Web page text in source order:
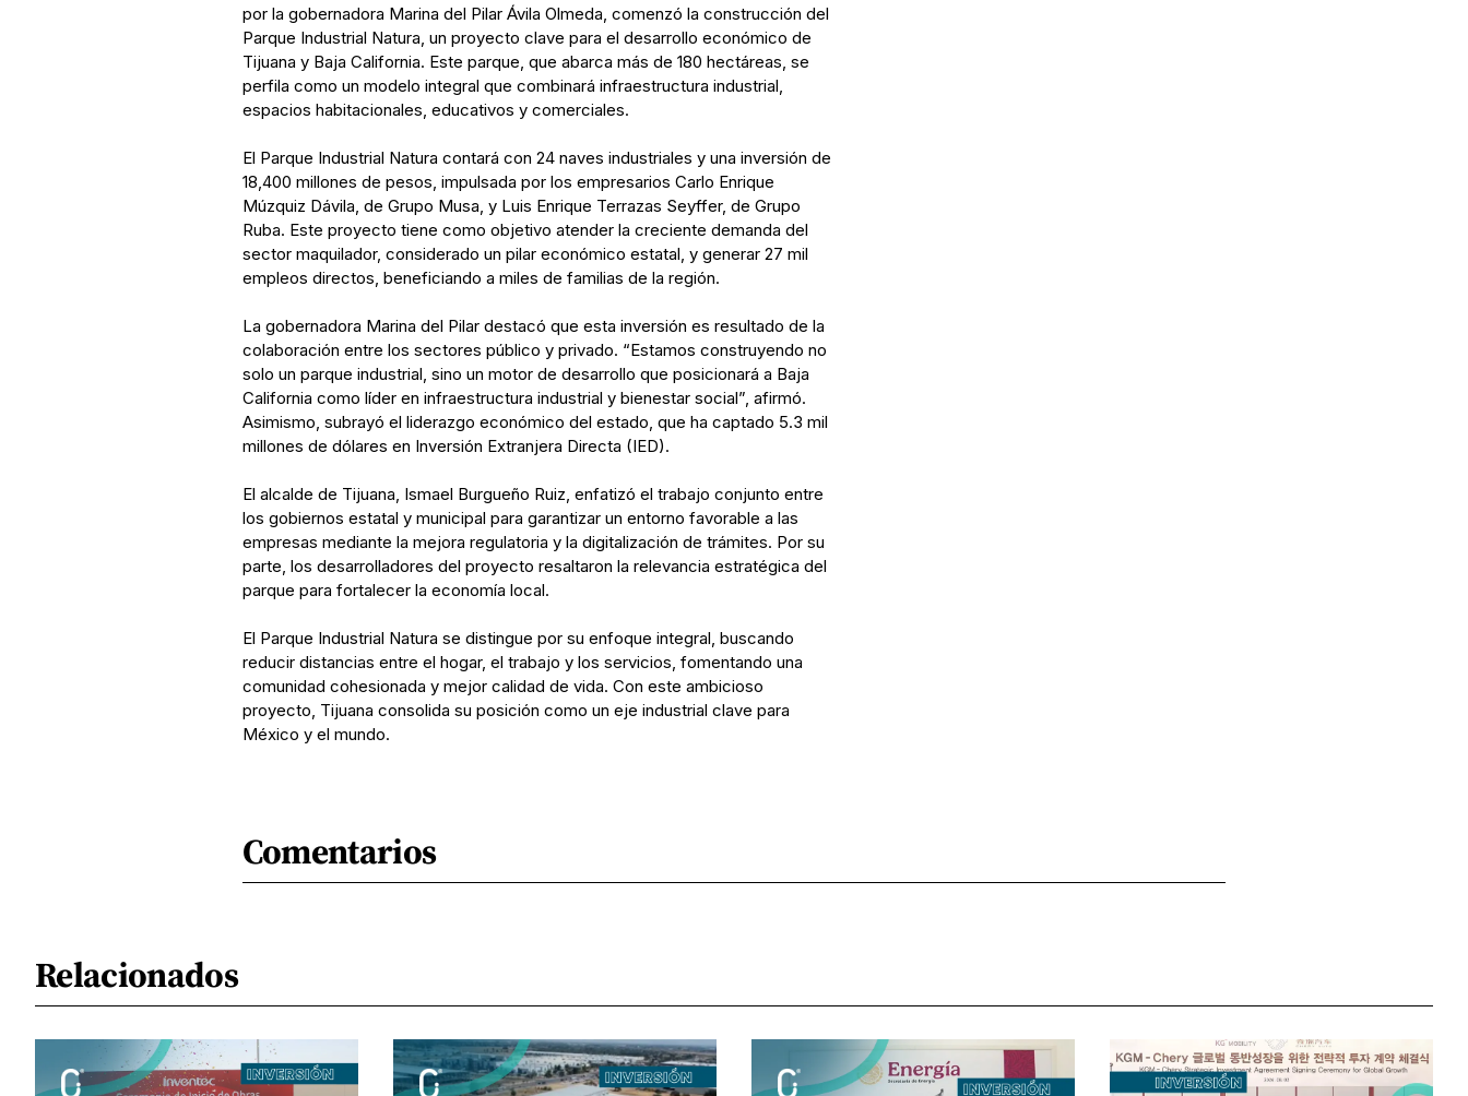
por la gobernadora Marina del Pilar Ávila Olmeda, comenzó la construcción del
Parque Industrial Natura, un proyecto clave para el desarrollo económico de
Tijuana y Baja California. Este parque, que abarca más de 180 hectáreas, se
perfila como un modelo integral que combinará infraestructura industrial,
espacios habitacionales, educativos y comerciales.
El Parque Industrial Natura contará con 24 naves industriales y una inversión de
18,400 millones de pesos, impulsada por los empresarios Carlo Enrique
Múzquiz Dávila, de Grupo Musa, y Luis Enrique Terrazas Seyffer, de Grupo
Ruba. Este proyecto tiene como objetivo atender la creciente demanda del
sector maquilador, considerado un pilar económico estatal, y generar 27 mil
empleos directos, beneficiando a miles de familias de la región.
La gobernadora Marina del Pilar destacó que esta inversión es resultado de la
colaboración entre los sectores público y privado. “Estamos construyendo no
solo un parque industrial, sino un motor de desarrollo que posicionará a Baja
California como líder en infraestructura industrial y bienestar social”, afirmó.
Asimismo, subrayó el liderazgo económico del estado, que ha captado 5.3 mil
millones de dólares en Inversión Extranjera Directa (IED).
El alcalde de Tijuana, Ismael Burgueño Ruiz, enfatizó el trabajo conjunto entre
los gobiernos estatal y municipal para garantizar un entorno favorable a las
empresas mediante la mejora regulatoria y la digitalización de trámites. Por su
parte, los desarrolladores del proyecto resaltaron la relevancia estratégica del
parque para fortalecer la economía local.
El Parque Industrial Natura se distingue por su enfoque integral, buscando
reducir distancias entre el hogar, el trabajo y los servicios, fomentando una
comunidad cohesionada y mejor calidad de vida. Con este ambicioso
proyecto, Tijuana consolida su posición como un eje industrial clave para
México y el mundo.
Comentarios
Relacionados